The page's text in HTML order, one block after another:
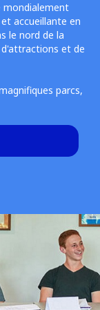
mondialement
accueillante en
le nord de la
et de
parcs,